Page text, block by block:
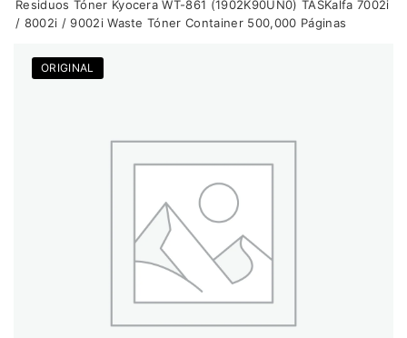
Residuos Tóner Kyocera WT-861 (1902K90UN0) TASKalfa 7002i
/ 8002i / 9002i Waste Tóner Container 500,000 Páginas
ORIGINAL